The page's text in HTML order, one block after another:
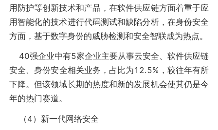
用防护等创新技术和产品，在软件供应链方面着重于应
用智能化的技术进行代码测试和缺陷分析，在身份安全
方面，基于数字身份的威胁检测和安全智联成为热点。
40强企业中有5家企业主要从事云安全、软件供应链
安全、身份安全相关业务，占比为12.5%，较往年有所
下降。但该领域长期的热度和新的发展机会使其仍是今
年的热门赛道。
（4）新一代网络安全